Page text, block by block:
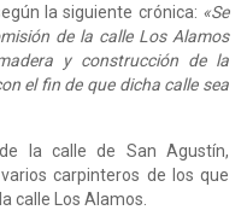
la siguiente crónica: «Se
de la calle Los Alamos
y construcción de la
el fin de que dicha calle sea
la calle de San Agustín,
carpinteros de los que
calle Los Alamos.